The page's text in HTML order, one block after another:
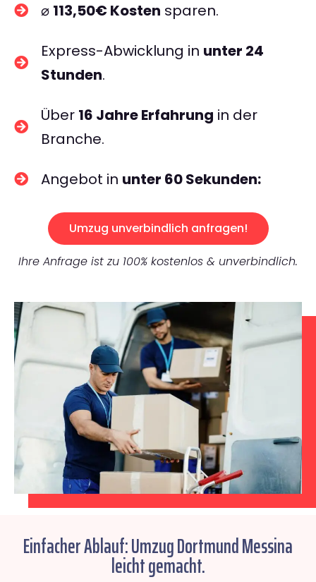
⌀ 113,50€ Kosten sparen.
Express-Abwicklung in unter 24
Stunden.
Über 16 Jahre Erfahrung in der
Branche.
Angebot in unter 60 Sekunden:
Umzug unverbindlich anfragen!
Ihre Anfrage ist zu 100% kostenlos & unverbindlich.
Einfacher Ablauf: Umzug Dortmund Messina
leicht gemacht.